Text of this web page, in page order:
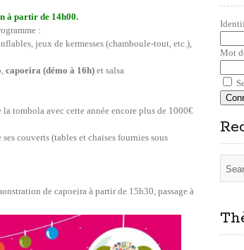
à partir de 14h00.
:
jeux de kermesses (chamboule-tout, etc.),
capoeira (démo à 16h) et salsa
tombola avec cette année encore plus de 1000€
couverts (tables et chaises fournies sous
de capoeira à partir de 15h30, passage à
Mot